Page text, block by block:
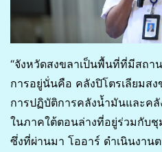
“จังหวัดสงขลาเป็นพื้นที่ที่มีสถา
การอยู่นั่นคือ คลังปิโตรเลียมส
การปฏิบัติการคลังน้ำมันและคลั
ในภาคใต้ตอนล่างที่อยู่ร่วมกับ
ซึ่งที่ผ่านมา โออาร์ ดำเนินงาน